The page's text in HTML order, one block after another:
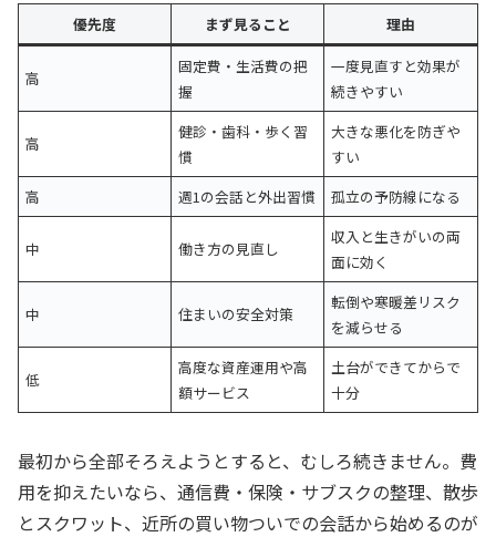
優先度 まず見ること 理由
高
固定費・生活費の把
握
一度見直すと効果が
続きやすい
高
健診・歯科・歩く習
慣
大きな悪化を防ぎや
すい
高
週1の会話と外出習慣 孤立の予防線になる
中 働き方の見直し
収入と生きがいの両
面に効く
中 住まいの安全対策
転倒や寒暖差リスク
を減らせる
低
高度な資産運用や高
額サービス
土台ができてからで
十分
最初から全部そろえようとすると、むしろ続きません。費
用を抑えたいなら、通信費・保険・サブスクの整理、散歩
とスクワット、近所の買い物ついでの会話から始めるのが